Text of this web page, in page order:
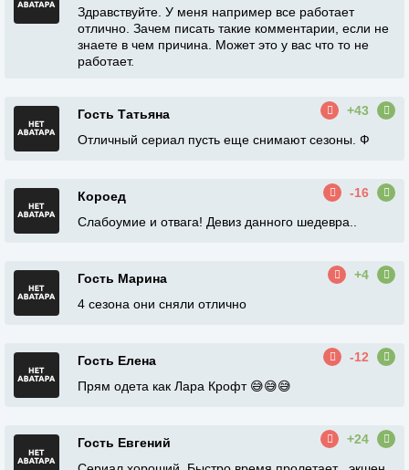
Здравствуйте. У меня например все работает
отлично. Зачем писать такие комментарии, если не
знаете в чем причина. Может это у вас что то не
работает.
Гость Татьяна
+43
Отличный сериал пусть еще снимают сезоны. Ф
Короед
-16
Слабоумие и отвага! Девиз данного шедевра..
Гость Марина
+4
4 сезона они сняли отлично
Гость Елена
-12
Прям одета как Лара Крофт 😅😅😅
Гость Евгений
+24